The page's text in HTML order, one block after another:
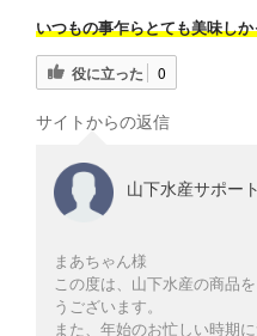
いつもの事乍らとても美味しか
役に立った 0
サイトからの返信
山下水産サポー
まあちゃん様
この度は、山下水産の商品
うございます。
また、年始のお忙しい時期